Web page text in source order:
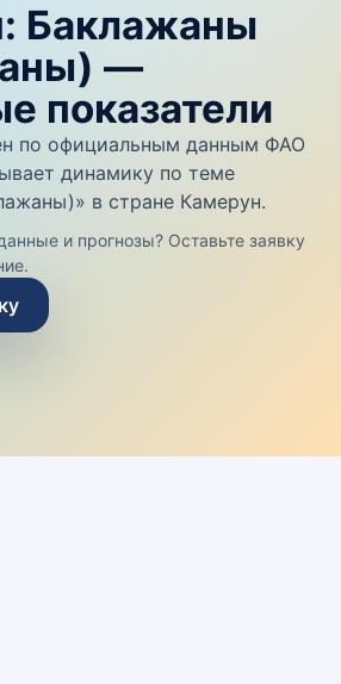
Баклажаны
—
показатели
по официальным данным ФАО
динамику по теме
в стране Камерун.
и прогнозы? Оставьте заявку